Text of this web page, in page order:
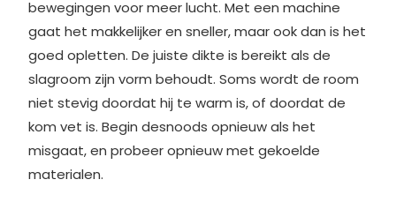
bewegingen voor meer lucht. Met een machine
gaat het makkelijker en sneller, maar ook dan is het
goed opletten. De juiste dikte is bereikt als de
slagroom zijn vorm behoudt. Soms wordt de room
niet stevig doordat hij te warm is, of doordat de
kom vet is. Begin desnoods opnieuw als het
misgaat, en probeer opnieuw met gekoelde
materialen.